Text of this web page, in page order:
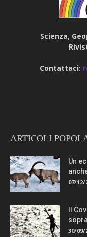
Scienza,
Contattaci:
ARTICOLI
Un
07/12/
Il
30/09/